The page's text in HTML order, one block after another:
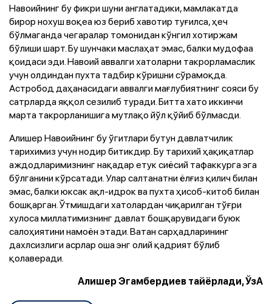
Навоийнинг бу фикри шуни англатадики, мамлакатда
бирор нохуш воқеа юз бериб хавотир туғилса, ҳеч
бўлмаганда чегаралар томонидан кўнгил хотиржам
бўлиши шарт. Бу шунчаки маслаҳат эмас, балки мудофаа
қоидаси эди. Навоий аввалги хатоларни такрорламаслик
учун олдиндан пухта тадбир кўришни сўрамоқда.
Астробод даҳанасидаги аввалги мағлубиятнинг сояси бу
сатрларда яққол сезилиб туради. Битта хато иккинчи
марта такрорланишига мутлақо йўл қўйиб бўлмасди.
Алишер Навоийнинг бу ўгитлари бутун давлатчилик
тарихимиз учун нодир битикдир. Бу тарихий ҳақиқатлар
аждодларимизнинг нақадар етук сиёсий тафаккурга эга
бўлганини кўрсатади. Улар салтанатни ёлғиз қилич билан
эмас, балки юксак ақл-идрок ва пухта ҳисоб-китоб билан
бошқарган. Ўтмишдаги хатолардан чиқарилган тўғри
хулоса миллатимизнинг давлат бошқарувидаги буюк
салоҳиятини намоён этади. Ватан сарҳадларининг
дахлсизлиги асрлар оша энг олий қадрият бўлиб
қолаверади.
Алишер Эгамбердиев тайёрлади, ЎзА